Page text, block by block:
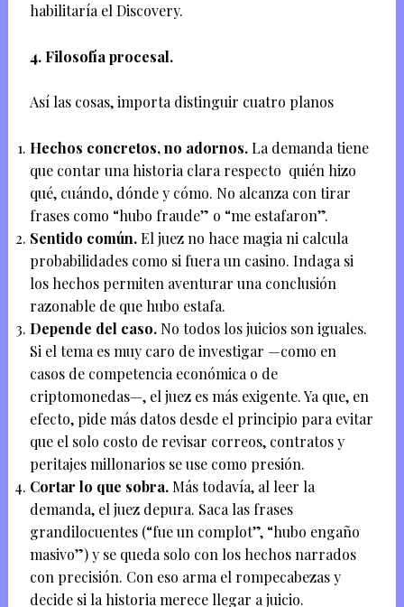
habilitaría el Discovery.
4. Filosofía procesal.
Así las cosas, importa distinguir cuatro planos
Hechos concretos, no adornos.La demanda tiene
que contar una historia clara respecto quién hizo
qué, cuándo, dónde y cómo. No alcanza con tirar
frases como “hubo fraude” o “me estafaron”.
Sentido común.El juez no hace magia ni calcula
probabilidades como si fuera un casino. Indaga si
los hechos permiten aventurar una conclusión
razonable de que hubo estafa.
Depende del caso.No todos los juicios son iguales.
Si el tema es muy caro de investigar —como en
casos de competencia económica o de
criptomonedas—, el juez es más exigente. Ya que, en
efecto, pide más datos desde el principio para evitar
que el solo costo de revisar correos, contratos y
peritajes millonarios se use como presión.
Cortar lo que sobra.Más todavía, al leer la
demanda, el juez depura. Saca las frases
grandilocuentes (“fue un complot”, “hubo engaño
masivo”) y se queda solo con los hechos narrados
con precisión. Con eso arma el rompecabezas y
decide si la historia merece llegar a juicio.